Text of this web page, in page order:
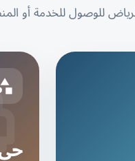
للوصول للخدمة أو
حي